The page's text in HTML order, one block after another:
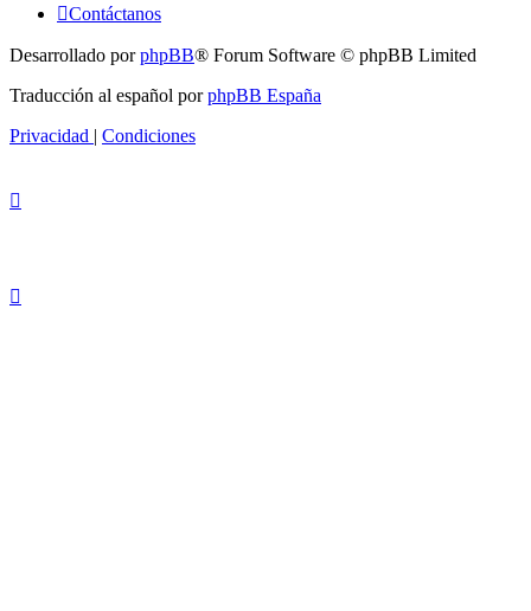
Contáctanos
Desarrollado porphpBB® Forum Software © phpBB Limited
Traducción al español porphpBB España
Privacidad | Condiciones